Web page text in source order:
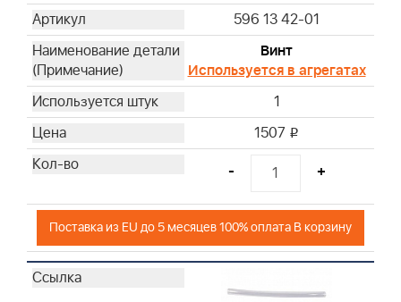
596 13 42-01
Винт
Используется в агрегатах
1
1507 i
- +
Поставка из EU до 5 месяцев 100% оплата В корзину